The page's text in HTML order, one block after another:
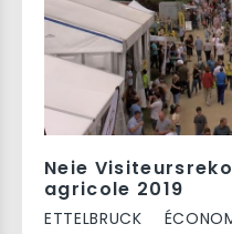
Neie
agricole 2019
ETTELBRUCK